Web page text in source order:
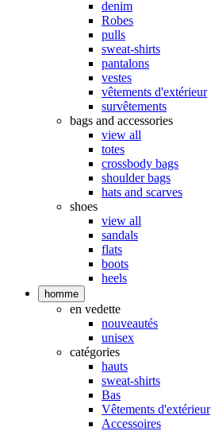
denim
Robes
pulls
sweat-shirts
pantalons
vestes
vêtements d'extérieur
survêtements
bags and accessories
view all
totes
crossbody bags
shoulder bags
hats and scarves
shoes
view all
sandals
flats
boots
heels
homme
en vedette
nouveautés
unisex
catégories
hauts
sweat-shirts
Bas
Vêtements d'extérieur
Accessoires